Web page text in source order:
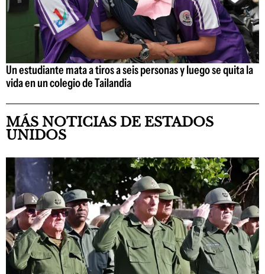
Un estudiante mata a tiros a seis personas y luego se quita la
vida en un colegio de Tailandia
MÁS NOTICIAS DE ESTADOS
UNIDOS